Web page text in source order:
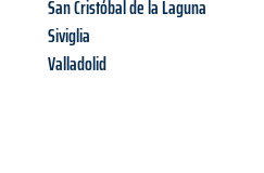
San Cristóbal de la Laguna
Siviglia
Valladolid